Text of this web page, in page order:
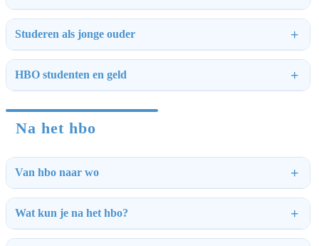
Studeren als jonge ouder
HBO studenten en geld
Na het hbo
Van hbo naar wo
Wat kun je na het hbo?